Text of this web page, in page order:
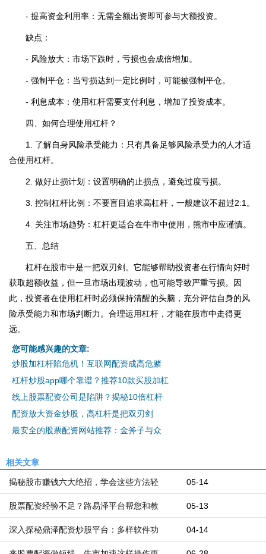
- 提高资金利用率：无需全额出资即可参与大额投资。
缺点：
- 风险放大：市场下跌时，亏损也会成倍增加。
- 强制平仓：当亏损达到一定比例时，可能被强制平仓。
- 利息成本：使用杠杆需要支付利息，增加了投资成本。
四、如何合理使用杠杆？
1. 了解自身风险承受能力：只有具备足够风险承受力的人才适
合使用杠杆。
2. 做好止损计划：设置明确的止损点，避免过度亏损。
3. 控制杠杆比例：不要盲目追求高杠杆，一般建议不超过2:1。
4. 关注市场趋势：杠杆更适合在牛市中使用，熊市中应谨慎。
五、总结
杠杆在股市中是一把双刃剑。它能够帮助投资者在行情向好时
获取超额收益，但一旦市场出现波动，也可能导致严重亏损。因
此，投资者在使用杠杆时必须保持清醒的头脑，充分评估自身的风
险承受能力和市场判断力。合理运用杠杆，才能在股市中走得更
远。
您可能感兴趣的文章:
炒股加杠杆陷危机！互联网配资成高危赌
杠杆炒股app哪个靠谱？推荐10款买股加杠
线上股票配资公司是陷阱？揭秘10倍杠杆
配资放大资金炒股，高杠杆是把双刃剑
最安全的股票配资网站推荐：金斧子与众
相关文章
05-14
揭秘股市赚钱六大绝招，学会这些方法轻
05-13
股票配资经验不足？路易泽平台帮您和教
04-14
深入探秘鼎泽配资炒股平台：多样软件功